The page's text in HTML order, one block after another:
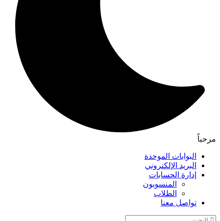
مرحباً
البوابات الموحدة
البريد الإلكتروني
إدارة الحسابات
المنسوبون
الطلاب
تواصل معنا